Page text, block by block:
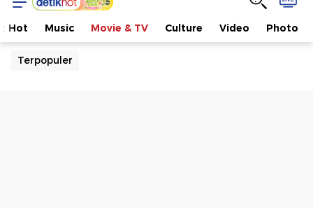
Hot Music Movie & TV Culture Video Photo
Terpopuler